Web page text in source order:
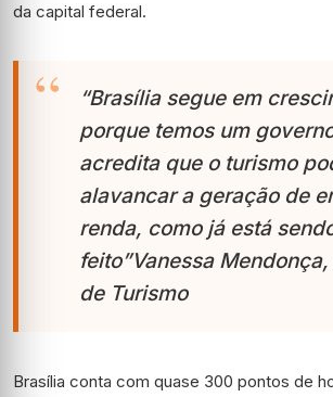
da capital federal.
“Brasília segue em
porque temos um
acredita que o turismo
alavancar a geração de
renda, como já está
feito”Vanessa
de Turismo
Brasília conta com quase 300 pontos de